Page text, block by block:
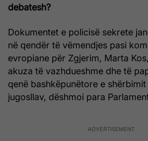
debatesh?
Dokumentet e policisë sekrete
në qendër të vëmendjes pasi
evropiane për Zgjerim, Marta
akuza të vazhdueshme dhe të
qenë bashkëpunëtore e
jugosllav, dëshmoi para